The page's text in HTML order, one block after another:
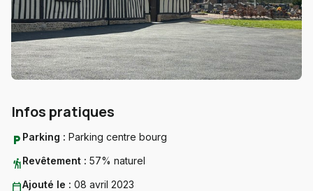
Infos pratiques
local_parking Parking : Parking centre bourg
hikingRevêtement : 57% naturel
calendar_todayAjouté le : 08 avril 2023